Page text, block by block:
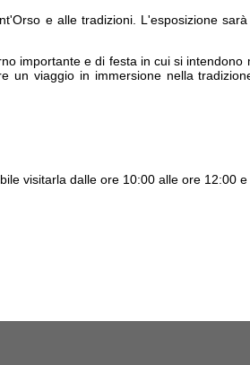
e alle tradizioni. L'esposizione
importante e di festa in cui si
un viaggio in immersione nella
visitarla dalle ore 10:00 alle ore 12:00